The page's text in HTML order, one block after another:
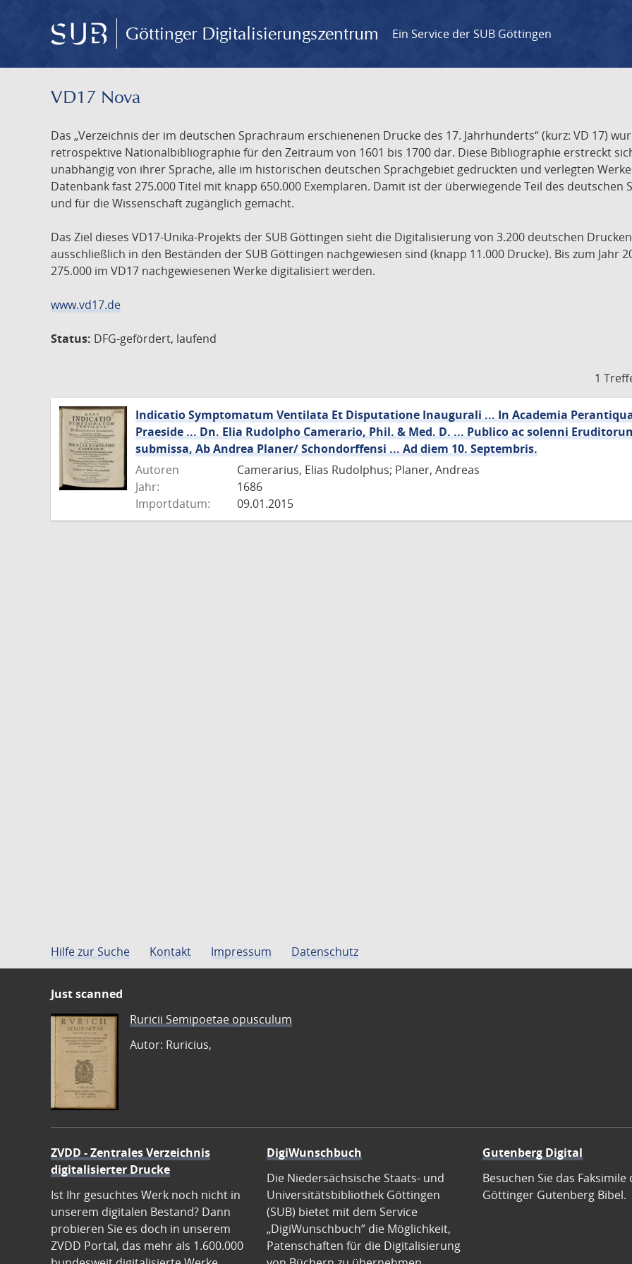
Göttinger Digitalisierungszentrum Ein Service der SUB Göttingen
VD17 Nova
Das „Verzeichnis der im deutschen Sprachraum erschienenen Drucke des 17. Jahrhunderts“ (kurz: VD 17)
retrospektive Nationalbibliographie für den Zeitraum von 1601 bis 1700 dar. Diese Bibliographie erstreckt
unabhängig von ihrer Sprache, alle im historischen deutschen Sprachgebiet gedruckten und verlegten
Datenbank fast 275.000 Titel mit knapp 650.000 Exemplaren. Damit ist der überwiegende Teil des
und für die Wissenschaft zugänglich gemacht.
Das Ziel dieses VD17-Unika-Projekts der SUB Göttingen sieht die Digitalisierung von 3.200 deutschen
ausschließlich in den Beständen der SUB Göttingen nachgewiesen sind (knapp 11.000 Drucke). Bis zum Jahr
275.000 im VD17 nachgewiesenen Werke digitalisiert werden.
www.vd17.de
Status: DFG-gefördert, laufend
1
Indicatio Symptomatum Ventilata Et Disputatione Inaugurali ... In Academia
Praeside ... Dn. Elia Rudolpho Camerario, Phil. & Med. D. ... Publico ac solenni
submissa, Ab Andrea Planer/ Schondorffensi ... Ad diem 10. Septembris.
Autoren
Camerarius, Elias Rudolphus; Planer, Andreas
Jahr:
1686
Importdatum:
09.01.2015
Hilfe zur Suche Kontakt Impressum Datenschutz
Just scanned
Ruricii Semipoetae opusculum
Autor: Ruricius,
ZVDD - Zentrales Verzeichnis
digitalisierter Drucke
Ist Ihr gesuchtes Werk noch nicht in
unserem digitalen Bestand? Dann
probieren Sie es doch in unserem
ZVDD Portal, das mehr als 1.600.000
DigiWunschbuch
Die Niedersächsische Staats- und
Universitätsbibliothek Göttingen
(SUB) bietet mit dem Service
„DigiWunschbuch” die Möglichkeit,
Patenschaften für die Digitalisierung
Gutenberg Digital
Besuchen Sie das Faksimile
Göttinger Gutenberg Bibel.